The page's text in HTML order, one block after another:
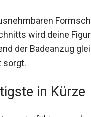
wird deine
während der
Halt sorgt.
in Kürze